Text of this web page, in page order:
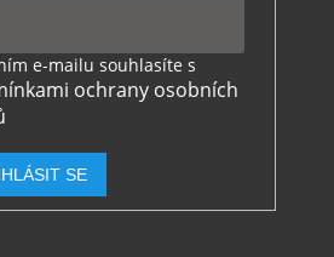
e-mailu souhlasíte s
ochrany osobních
SE